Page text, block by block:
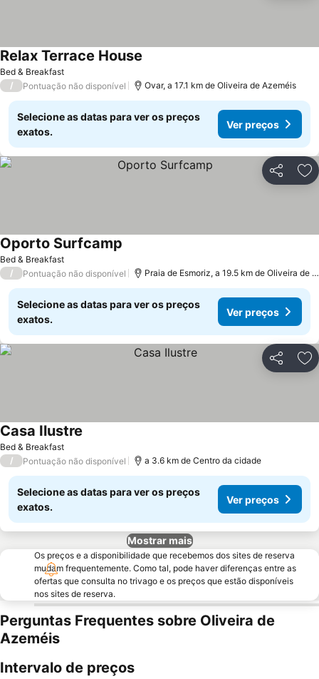
Bed & Breakfast
Relax Terrace House
/ Pontuação não disponível Ovar, a 17.1 km de Oliveira de Azeméis
Selecione as datas para ver os preços
exatos.
Ver preços
Partilhar
Bed & Breakfast
Oporto Surfcamp
/ Pontuação não disponível Praia de Esmoriz, a 19.5 km de Oliveira de Azeméis
Selecione as datas para ver os preços
exatos.
Ver preços
Partilhar
Bed & Breakfast
Casa Ilustre
/ Pontuação não disponível a 3.6 km de Centro da cidade
Selecione as datas para ver os preços
exatos.
Ver preços
Mostrar mais
Os preços e a disponibilidade que recebemos dos sites de reserva
mudam frequentemente. Como tal, pode haver diferenças entre as
ofertas que consulta no trivago e os preços que estão disponíveis
nos sites de reserva.
Perguntas Frequentes sobre Oliveira de
Azeméis
Intervalo de preços